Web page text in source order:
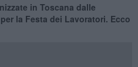
in Toscana dalle
la Festa dei Lavoratori. Ecco